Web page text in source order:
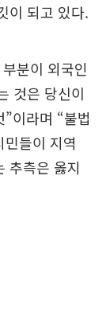
이 되고 있다.
분이 외국인
것은 당신이
이라며 “불법
들이 지역
추측은 옳지